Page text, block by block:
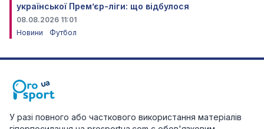
української Прем’єр-ліги: що відбулося
08.08.2026 11:01
Новини
Футбол
У разі повного або часткового використання матеріалів